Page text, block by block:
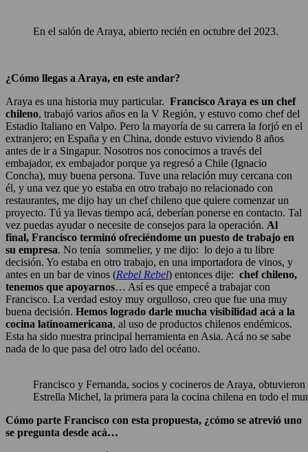
En el salón de Araya, abierto recién en octubre del 2023.
¿Cómo llegas a Araya, en este andar?
Araya es una historia muy particular. Francisco Araya es un chef
chileno, trabajó varios años en la V Región, y estuvo como chef del
Estadio Italiano en Valpo. Pero la mayoría de su carrera la forjó en el
extranjero; en España y en China, donde estuvo viviendo 8 años
antes de ir a Singapur. Nosotros nos conocimos a través del
embajador, ex embajador porque ya regresó a Chile (Ignacio
Concha), muy buena persona. Tuve una relación muy cercana con
él, y una vez que yo estaba en otro trabajo no relacionado con
restaurantes, me dijo hay un chef chileno que quiere comenzar un
proyecto. Tú ya llevas tiempo acá, deberían ponerse en contacto. Tal
vez puedas ayudar o necesite de consejos para la operación. Al
final, Francisco terminó ofreciéndome un puesto de trabajo en
su empresa. No tenía sommelier, y me dijo: lo dejo a tu libre
decisión. Yo estaba en otro trabajo, en una importadora de vinos, y
antes en un bar de vinos (Rebel Rebel) entonces dije: chef chileno,
tenemos que apoyarnos… Así es que empecé a trabajar con
Francisco. La verdad estoy muy orgulloso, creo que fue una muy
buena decisión. Hemos logrado darle mucha visibilidad acá a la
cocina latinoamericana, al uso de productos chilenos endémicos.
Esta ha sido nuestra principal herramienta en Asia. Acá no se sabe
nada de lo que pasa del otro lado del océano.
Francisco y Fernanda, socios y cocineros de Araya, obtuvieron
Estrella Michel, la primera para la cocina chilena en todo el
Cómo parte Francisco con esta propuesta, ¿cómo se atrevió uno
se pregunta desde acá…